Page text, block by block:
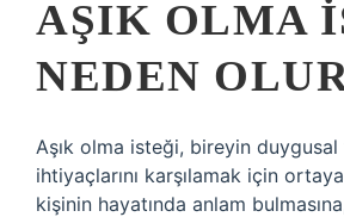
AŞIK OLMA
NEDEN
Aşık olma isteği, bireyin
ihtiyaçlarını karşılamak için
kişinin hayatında anlam